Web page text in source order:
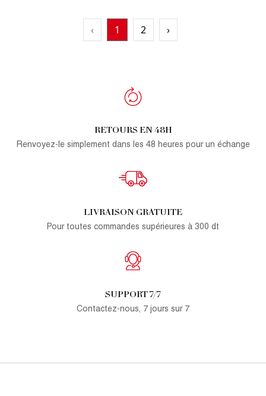
‹ 1 2 ›
RETOURS EN 48H
Renvoyez-le simplement dans les 48 heures pour un échange
LIVRAISON GRATUITE
Pour toutes commandes supérieures à 300 dt
SUPPORT 7/7
Contactez-nous, 7 jours sur 7